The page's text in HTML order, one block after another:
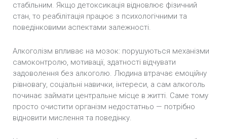
стабільним. Якщо детоксикація відновлює фізичний
стан, то реабілітація працює з психологічними та
поведінковими аспектами залежності.
Алкоголізм впливає на мозок: порушуються механізми
самоконтролю, мотивації, здатності відчувати
задоволення без алкоголю. Людина втрачає емоційну
рівновагу, соціальні навички, інтереси, а сам алкоголь
починає займати центральне місце в житті. Саме тому
просто очистити організм недостатньо — потрібно
відновити мислення та поведінку.